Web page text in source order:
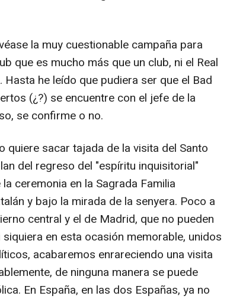
la muy cuestionable campaña para
que es mucho más que un club, ni el Real
he leído que pudiera ser que el Bad
(¿?) se encuentre con el jefe de la
se confirme o no.
quiere sacar tajada de la visita del Santo
del regreso del "espíritu inquisitorial"
ceremonia en la Sagrada Familia
y bajo la mirada de la senyera. Poco a
central y el de Madrid, que no pueden
en esta ocasión memorable, unidos
acabaremos enrareciendo una visita
de ninguna manera se puede
En España, en las dos Españas, ya no